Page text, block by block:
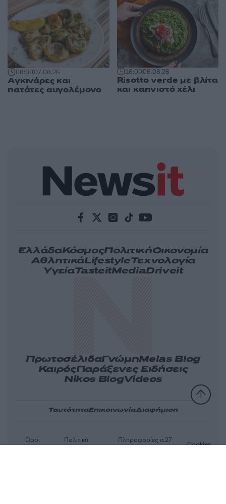
08:0007.08.26
Αγκινάρες και
πατάτες αυγολέμονο
16:0006.08.26
Risotto verde με βλίτα
και καπνιστό χέλι
ΕλλάδαΚόσμοςΠολιτικήΟικονομία
ΑθλητικάLifestyleΤεχνολογία
ΥγείαTasteitMediaDriveit
ΠρωτοσέλιδαΓνώμηMelas Blog
ΚαιρόςΠαράξενες Ειδήσεις
Nikos BlogVideos
ΤαυτότηταΕπικοινωνίαΔιαφήμιση
Όροι
Πολιτική
Πληροφορίες α.27
Cookies